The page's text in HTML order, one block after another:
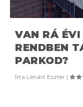
VAN RÁ
RENDBEN
PARKOD?
Írta Lénárt Eszter |